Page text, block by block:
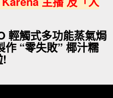
輕觸式多功能蒸氣焗
作 “零失敗” 椰汁糯
!